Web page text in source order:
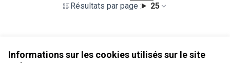
Informations sur les cookies utilisés sur le site
Résultats par page : 25